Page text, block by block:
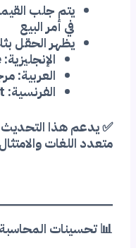
يتم جلب
في أمر البيع
يظهر الحقل
الإنجليزية: Customer Reference
العربية:
الفرنسية: Référence client
✅ يدعم هذا التحديث
متعدد اللغات
📊 تحسينات المحاسبة